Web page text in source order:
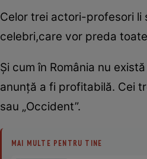
Celor trei actori-profesori li
celebri,care vor preda
Şi cum în România nu
anunţă a fi profitabilă. Cei
sau „Occident”.
MAI MULTE PENTRU TINE